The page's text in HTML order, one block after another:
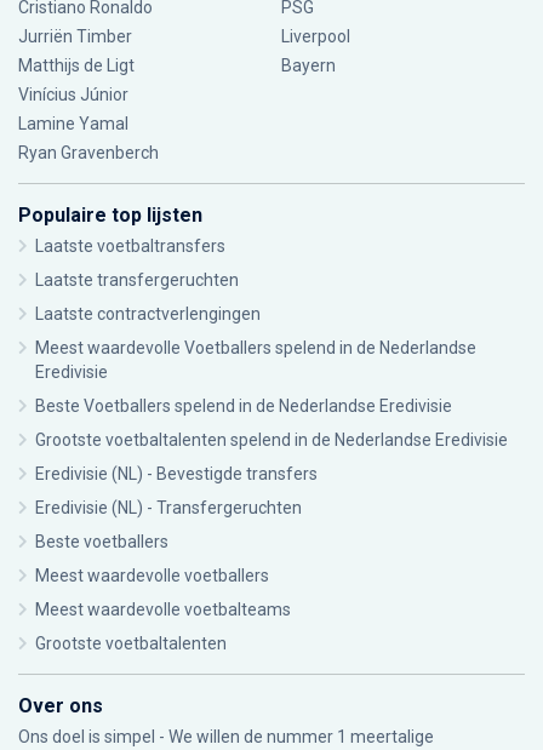
Cristiano Ronaldo
Jurriën Timber
Matthijs de Ligt
Vinícius Júnior
Lamine Yamal
Ryan Gravenberch
PSG
Liverpool
Bayern
Populaire top lijsten
Laatste voetbaltransfers
Laatste transfergeruchten
Laatste contractverlengingen
Meest waardevolle Voetballers spelend in de Nederlandse
Eredivisie
Beste Voetballers spelend in de Nederlandse Eredivisie
Grootste voetbaltalenten spelend in de Nederlandse Eredivisie
Eredivisie (NL) - Bevestigde transfers
Eredivisie (NL) - Transfergeruchten
Beste voetballers
Meest waardevolle voetballers
Meest waardevolle voetbalteams
Grootste voetbaltalenten
Over ons
Ons doel is simpel - We willen de nummer 1 meertalige